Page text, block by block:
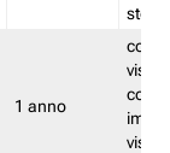
1 anno